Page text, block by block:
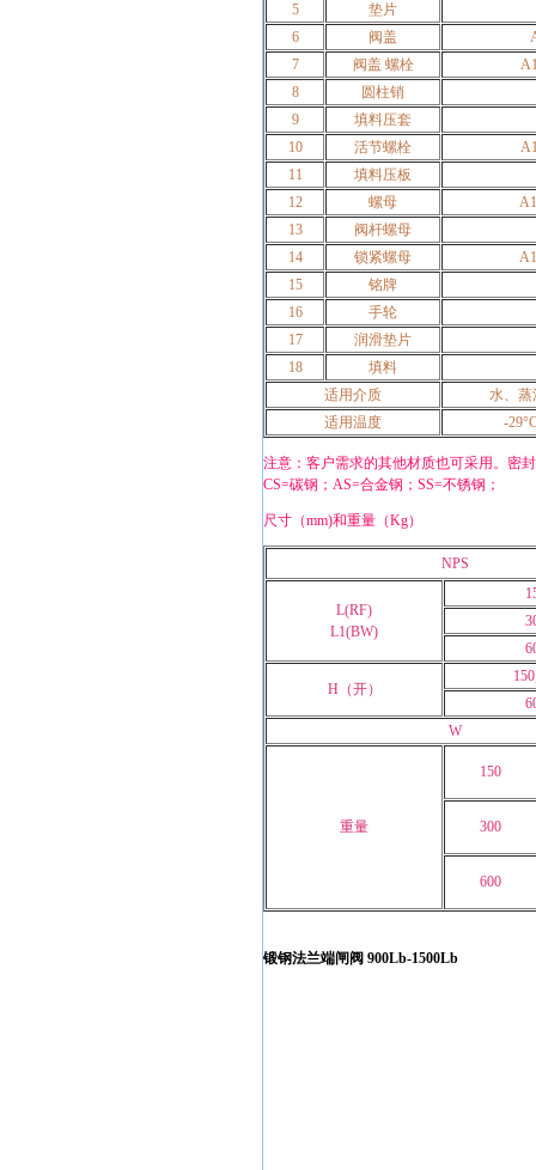
5
垫片
6
阀盖
7
阀盖 螺栓
8
圆柱销
9
填料压套
10
活节螺栓
11
填料压板
12
螺母
13
阀杆螺母
14
锁紧螺母
15
铭牌
16
手轮
17
润滑垫片
18
填料
适用介质
水、蒸
适用温度
-
注意：客户需求的其他材质也可采用。密
CS=碳钢；AS=合金钢；SS=不锈钢；
尺寸（mm)和重量（Kg）
NPS
L(RF)
L1(BW)
H（开）
W
重量
150
300
600
锻钢法兰端闸阀 900Lb-1500Lb